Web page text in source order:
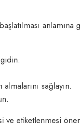
sağlayın.
etiketlenmesi